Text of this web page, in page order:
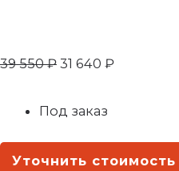
39 550₽ 31 640 ₽
Под заказ
Уточнить стоимость